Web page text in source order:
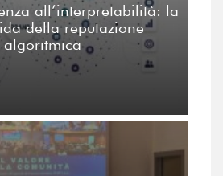
all’interpretabilità: la
della reputazione
algoritmica